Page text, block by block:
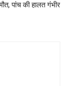
मौत, पांच की हालत गंभीर